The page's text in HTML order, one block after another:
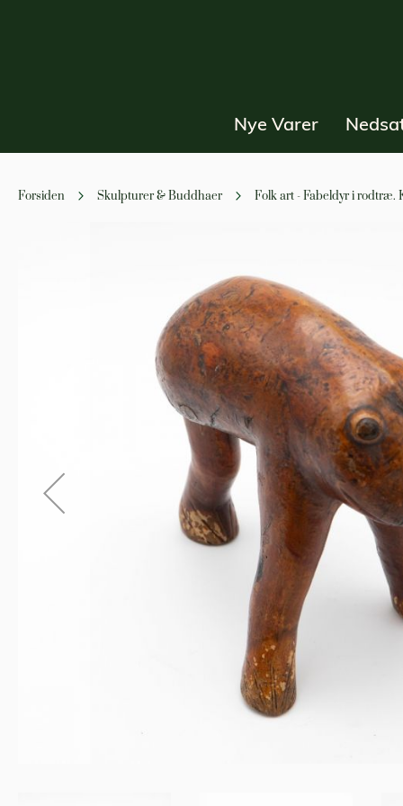
Nye Varer
Forsiden Skulpturer & Buddhaer Folk art - Fabeldyr i rodtræ.